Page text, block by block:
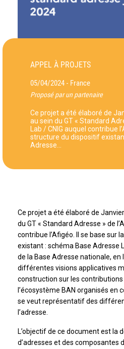
APPEL À PROJETS
05/04/2024 - France
Proposé par un partenaire
Ce projet a été élaboré de
au sein du GT « Standard
Lab / CNIG auquel contribue
structure du dispositif
Adresse…
Ce projet a été élaboré de
du GT « Standard Adresse » de
contribue l’Afigéo. Il se base sur
existant : schéma Base Adresse
de la Base Adresse nationale, en
différentes visions applicatives
construction sur les
l’écosystème BAN organisés en
se veut représentatif des
l’adresse.
L’objectif de ce document est la
d’adresses et des composantes